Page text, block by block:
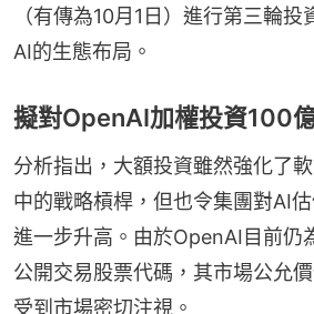
（有傳為10月1日）進行第三輪
AI的生態布局。
擬對OpenAI加權投資100
分析指出，大額投資雖然強化了
中的戰略槓桿，但也令集團對AI
進一步升高。由於OpenAI目前仍
公開交易股票代碼，其市場公允
受到市場密切注視。